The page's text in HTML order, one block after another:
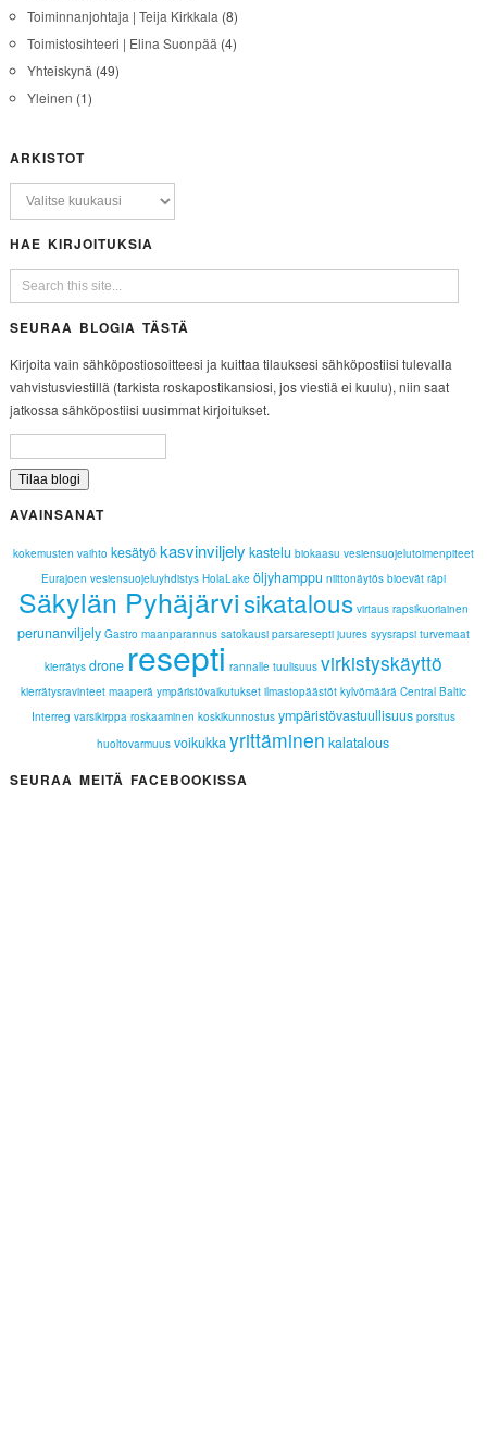
Toiminnanjohtaja | Teija Kirkkala (8)
Toimistosihteeri | Elina Suonpää (4)
Yhteiskynä (49)
Yleinen (1)
ARKISTOT
HAE KIRJOITUKSIA
SEURAA BLOGIA TÄSTÄ
Kirjoita vain sähköpostiosoitteesi ja kuittaa tilauksesi sähköpostiisi tulevalla
vahvistusviestillä (tarkista roskapostikansiosi, jos viestiä ei kuulu), niin saat
jatkossa sähköpostiisi uusimmat kirjoitukset.
AVAINSANAT
kokemusten vaihto kesätyökasvinviljely kastelu biokaasu vesiensuojelutoimenpiteet
Eurajoen vesiensuojeluyhdistys HolaLake öljyhamppu niittonäytös bioevät räpi
Säkylän Pyhäjärvisikatalous virtaus rapsikuoriainen
perunanviljely Gastro maanparannus satokausi parsaresepti juures syysrapsi turvemaat
kierrätys drone resepti rannalle tuulisuus virkistyskäyttö
kierrätysravinteet maaperä ympäristövaikutukset ilmastopäästöt kylvömäärä Central Baltic
Interreg varsikirppa roskaaminen koskikunnostus ympäristövastuullisuus porsitus
huoltovarmuus voikukkayrittäminen kalatalous
SEURAA MEITÄ FACEBOOKISSA